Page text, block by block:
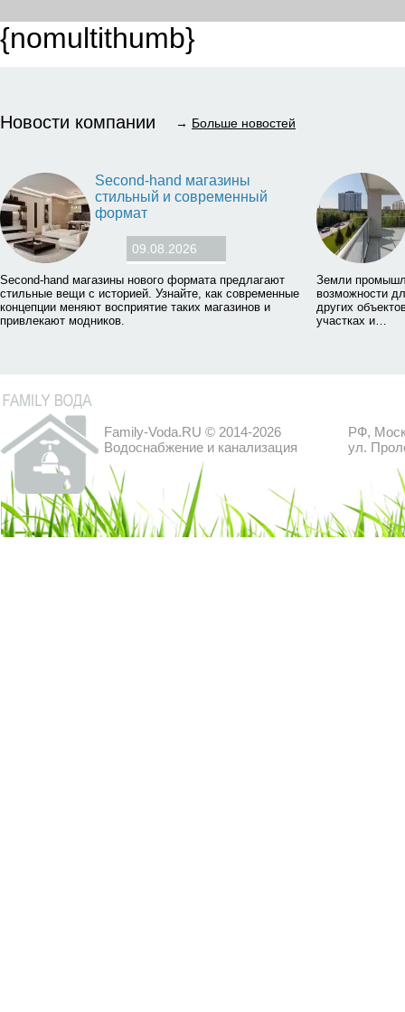
{nomultithumb}
Новости компании → Больше новостей
Second-hand магазины
стильный и современный
формат
09.08.2026
Second-hand магазины нового формата предлагают
стильные вещи с историей. Узнайте, как современные
концепции меняют восприятие таких магазинов и
привлекают модников.
Земли
возможности
других
участках и…
Family-Voda.RU © 2014-2026
Водоснабжение и канализация
РФ,
ул.